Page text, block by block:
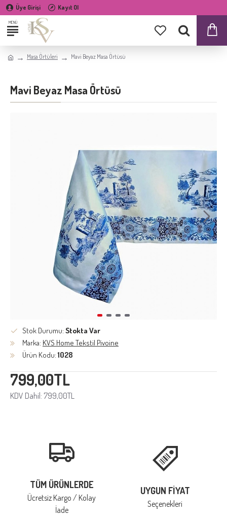
Üye Girişi Kayıt Ol
Masa Örtüleri Mavi Beyaz Masa Örtüsü
Mavi Beyaz Masa Örtüsü
799,00TL
KDV Dahil: 799,00TL
Stok Durumu: Stokta Var
Marka: KVS Home Tekstil Pivoine
Ürün Kodu: 1028
TÜM ÜRÜNLERDE
Ücretsiz Kargo / Kolay
İade
UYGUN FIYAT
Seçenekleri